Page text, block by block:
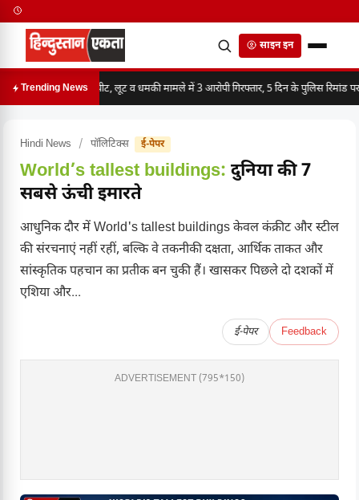
साइन इन
Trending Newsमारपीट, लूट व धमकी मामले में 3 आरोपी गिरफ्तार, 5 दिन के पुलिस रिमांड पर
Hindi News / पॉलिटिक्स ई-पेपर
World’s tallest buildings: दुनिया की 7
सबसे ऊंची इमारते
आधुनिक दौर में World's tallest buildings केवल कंक्रीट और स्टील
की संरचनाएं नहीं रहीं, बल्कि वे तकनीकी दक्षता, आर्थिक ताकत और
सांस्कृतिक पहचान का प्रतीक बन चुकी हैं। खासकर पिछले दो दशकों में
एशिया और...
ई-पेपर Feedback
ADVERTISEMENT (795*150)